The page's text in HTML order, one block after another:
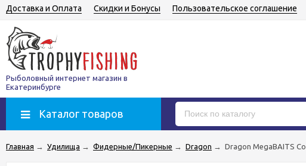
Доставка и Оплата Скидки и Бонусы Пользовательское соглашение
Рыболовный интернет магазин в
Екатеринбурге
Каталог товаров
Главная → Удилища → Фидерные/Пикерные → Dragon → Dragon MegaBAITS